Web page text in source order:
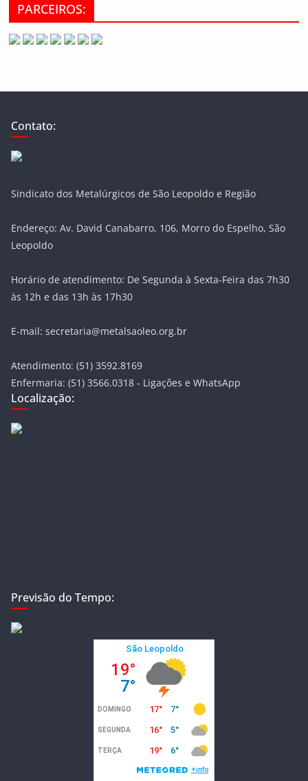
PARCEIROS:
Contato:
Sindicato dos Metalúrgicos de São Leopoldo e Região
Endereço: Av. David Canabarro, 106, Morro do Espelho, São
Leopoldo
Horário de atendimento: De Segunda à Sexta-Feira das 7h30
às 12h e das 13h às 17h30
E-mail: secretaria@metalsaoleo.org.br
Atendimento: (51) 3592.8169
Enfermaria: (51) 3566.0318 - Ligações e WhatsApp
Localização:
Previsão do Tempo: